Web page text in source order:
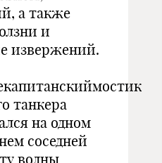
а также
и
извержений.
танкера
на одном
соседней
волны